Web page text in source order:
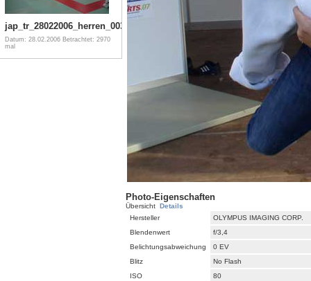
jap_tr_28022006_herren_003
Datum: 28.02.2006 Betrachtet: 2970
mal
Photo-Eigenschaften
Übersicht Details
Hersteller
OLYMPUS IMAGING CORP.
Blendenwert
f/3,4
Belichtungsabweichung
0 EV
Blitz
No Flash
ISO
80